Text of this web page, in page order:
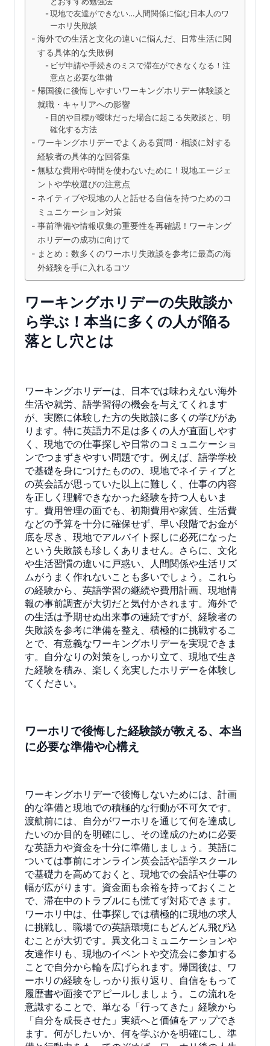
現地で友達ができない…人間関係に悩む日本人のワ
ーホリ失敗談
海外での生活と文化の違いに悩んだ、日常生活に関
する具体的な失敗例
ビザ申請や手続きのミスで滞在ができなくなる！注
意点と必要な準備
帰国後に後悔しやすいワーキングホリデー体験談と
就職・キャリアへの影響
目的や目標が曖昧だった場合に起こる失敗談と、明
確化する方法
ワーキングホリデーでよくある質問・相談に対する
経験者の具体的な回答集
無駄な費用や時間を使わないために！現地エージェ
ントや学校選びの注意点
ネイティブや現地の人と話せる自信を持つためのコ
ミュニケーション対策
事前準備や情報収集の重要性を再確認！ワーキング
ホリデーの成功に向けて
まとめ：数多くのワーホリ失敗談を参考に最高の海
外経験を手に入れるコツ
ワーキングホリデーの失敗談か
ら学ぶ！本当に多くの人が陥る
落とし穴とは
ワーキングホリデーは、日本では味わえない海外
生活や就労、語学習得の機会を与えてくれます
が、実際に体験した方の失敗談に多くの学びがあ
ります。特に英語力不足は多くの人が直面しやす
く、現地での仕事探しや日常のコミュニケーショ
ンでつまずきやすい問題です。例えば、語学学校
で基礎を身につけたものの、現地でネイティブと
の英会話が思っていた以上に難しく、仕事の内容
を正しく理解できなかった経験を持つ人もいま
す。費用管理の面でも、初期費用や家賃、生活費
などの予算を十分に確保せず、早い段階でお金が
底を尽き、現地でアルバイト探しに必死になった
という失敗談も珍しくありません。さらに、文化
や生活習慣の違いに戸惑い、人間関係や生活リズ
ムがうまく作れないことも多いでしょう。これら
の経験から、英語学習の継続や費用計画、現地情
報の事前調査が大切だと気付かされます。海外で
の生活は予期せぬ出来事の連続ですが、経験者の
失敗談を参考に準備を整え、積極的に挑戦するこ
とで、有意義なワーキングホリデーを実現できま
す。自分なりの対策をしっかり立て、現地で生き
た経験を積み、楽しく充実したホリデーを体験し
てください。
ワーホリで後悔した経験談が教える、本当
に必要な準備や心構え
ワーキングホリデーで後悔しないためには、計画
的な準備と現地での積極的な行動が不可欠です。
渡航前には、自分がワーホリを通じて何を達成し
たいのか目的を明確にし、その達成のために必要
な英語力や資金を十分に準備しましょう。英語に
ついては事前にオンライン英会話や語学スクール
で基礎力を高めておくと、現地での会話や仕事の
幅が広がります。資金面も余裕を持っておくこと
で、滞在中のトラブルにも慌てず対応できます。
ワーホリ中は、仕事探しでは積極的に現地の求人
に挑戦し、職場での英語環境にもどんどん飛び込
むことが大切です。異文化コミュニケーションや
友達作りも、現地のイベントや交流会に参加する
ことで自分から輪を広げられます。帰国後は、ワ
ーホリの経験をしっかり振り返り、自信をもって
履歴書や面接でアピールしましょう。この流れを
意識することで、単なる「行ってきた」経験から
「自分を成長させた」実績へと価値をアップでき
ます。何がしたいか、何を学ぶかを明確にし、準